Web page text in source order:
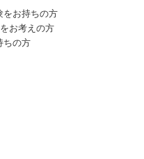
をお持ちの方
お考えの方
ちの方